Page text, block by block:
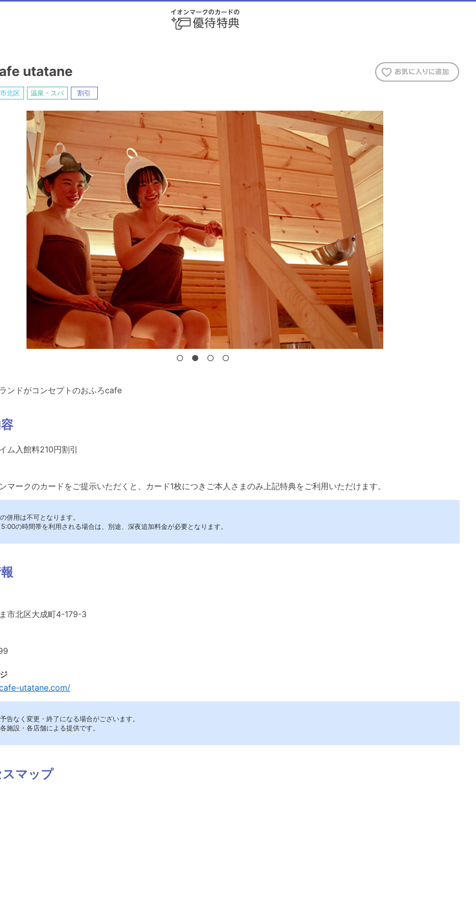
utatane
北区 温泉・スパ 割引
ンドがコンセプトのおふろcafe
ム入館料210円割引
マークのカードをご提示いただくと、カード1枚につきご本人さまのみ上記特典をご利用いただけます。
併用は不可となります。
の時間帯を利用される場合は、別途、深夜追加料金が必要となります。
市北区大成町4-179-3
utatane.com/
告なく変更・終了になる場合がございます。
施設・各店舗による提供です。
マップ